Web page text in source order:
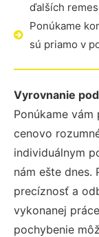
ďalších
Ponúkame
sú priamo v
Vyrovnanie
Ponúkame
cenovo
individuálnym
nám ešte dnes.
precíznosť a
vykonanej
pochybenie